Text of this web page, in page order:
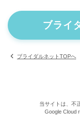
ブライ
ブライダルネットTOPへ
当サイトは、不
Google Cloud